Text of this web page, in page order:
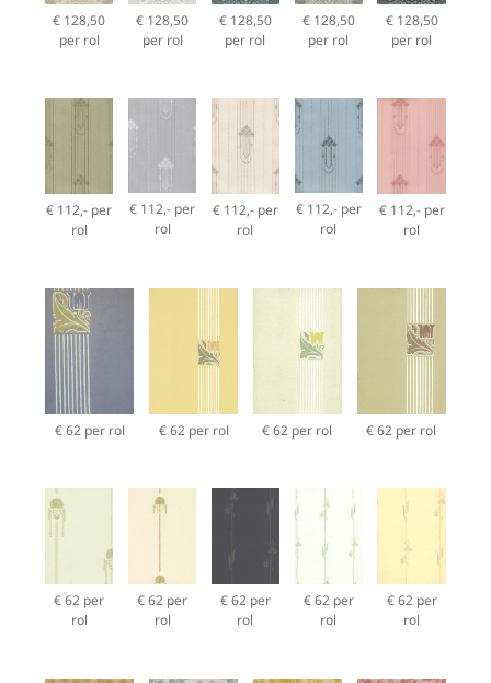
€ 128,50
per rol
€ 128,50
per rol
€ 128,50
per rol
€ 128,50
per rol
€ 128,50
per rol
€ 112,- per
rol
€ 112,- per
rol
€ 112,- per
rol
€ 112,- per
rol
€ 112,- per
rol
€ 62 per rol € 62 per rol € 62 per rol € 62 per rol
€ 62 per
rol
€ 62 per
rol
€ 62 per
rol
€ 62 per
rol
€ 62 per
rol